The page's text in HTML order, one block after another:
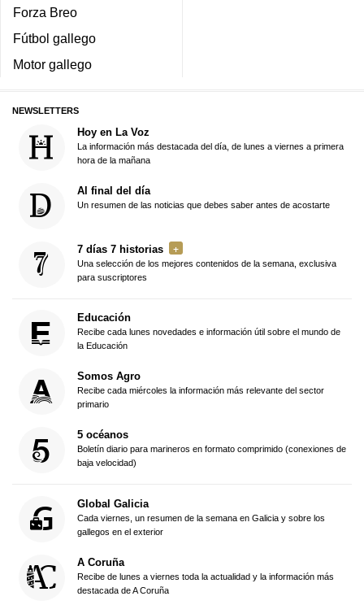
Forza Breo
Fútbol gallego
Motor gallego
NEWSLETTERS
Hoy en La Voz
La información más destacada del día, de lunes a viernes a primera
hora de la mañana
Al final del día
Un resumen de las noticias que debes saber antes de acostarte
7 días 7 historias
Una selección de los mejores contenidos de la semana, exclusiva
para suscriptores
Educación
Recibe cada lunes novedades e información útil sobre el mundo de
la Educación
Somos Agro
Recibe cada miércoles la información más relevante del sector
primario
5 océanos
Boletín diario para marineros en formato comprimido (conexiones de
baja velocidad)
Global Galicia
Cada viernes, un resumen de la semana en Galicia y sobre los
gallegos en el exterior
A Coruña
Recibe de lunes a viernes toda la actualidad y la información más
destacada de A Coruña